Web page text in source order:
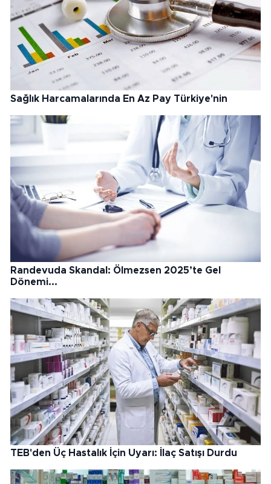
Sağlık Harcamalarında En Az Pay Türkiye'nin
Randevuda Skandal: Ölmezsen 2025’te Gel
Dönemi...
TEB'den Üç Hastalık İçin Uyarı: İlaç Satışı Durdu